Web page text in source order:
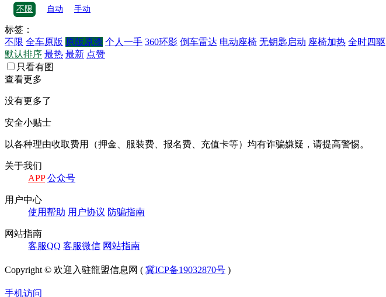
不限 自动 手动
标签：
不限 全车原版 原版原漆 个人一手 360环影 倒车雷达 电动座椅 无钥匙启动 座椅加热 全时四驱
默认排序 最热 最新 点赞
只看有图
查看更多
没有更多了
安全小贴士
以各种理由收取费⽤（押⾦、服装费、报名费、充值卡等）均有诈骗嫌疑，请提⾼警惕。
关于我们
APP 公众号
⽤户中⼼
使⽤帮助 ⽤户协议 防骗指南
⽹站指南
客服QQ 客服微信 ⽹站指南
Copyright © 欢迎入驻龍盟信息网 ( 冀ICP备19032870号 )
手机访问